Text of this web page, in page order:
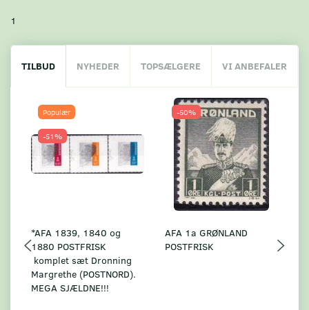
1
TILBUD NYHEDER TOPSÆLGERE VI ANBEFALER
Populær
-51%
*AFA 1839, 1840 og
1880 POSTFRISK
komplet sæt Dronning
Margrethe (POSTNORD).
MEGA SJÆLDNE!!!
-50%
AFA 1a GRØNLAND
POSTFRISK